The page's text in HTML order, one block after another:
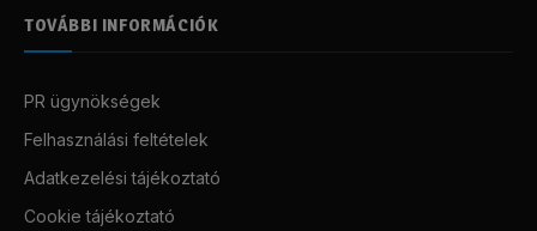
TOVÁBBI INFORMÁCIÓK
PR ügynökségek
Felhasználási feltételek
Adatkezelési tájékoztató
Cookie tájékoztató